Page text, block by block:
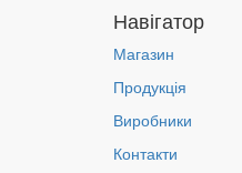
Навігатор
Магазин
Продукція
Виробники
Контакти